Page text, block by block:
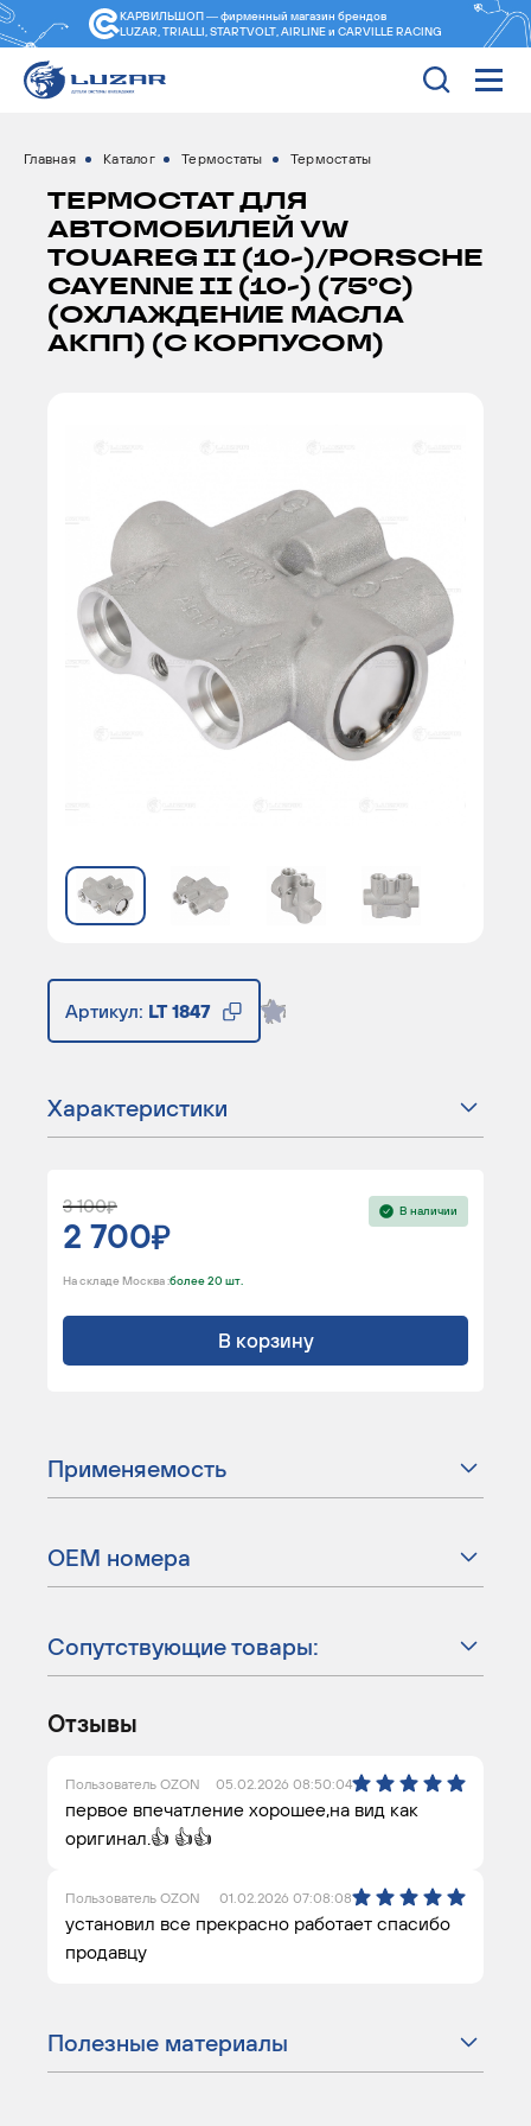
КАРВИЛЬШОП — фирменный магазин брендов
LUZAR, TRIALLI, STARTVOLT, AIRLINE и CARVILLE RACING
Главная Каталог Термостаты Термостаты
ТЕРМОСТАТ ДЛЯ
АВТОМОБИЛЕЙ VW
TOUAREG II (10-)/PORSCHE
CAYENNE II (10-) (75°С)
(ОХЛАЖДЕНИЕ МАСЛА
АКПП) (С КОРПУСОМ)
Артикул: LT 1847
Характеристики
3 100
2 700
В наличии
На складе Москва :более 20 шт.
В корзину
Применяемость
ОЕМ номера
Сопутствующие товары:
Отзывы
Пользователь OZON 05.02.2026 08:50:04
первое впечатление хорошее,на вид как
оригинал.👍 👍👍
Пользователь OZON 01.02.2026 07:08:08
установил все прекрасно работает спасибо
продавцу
Полезные материалы